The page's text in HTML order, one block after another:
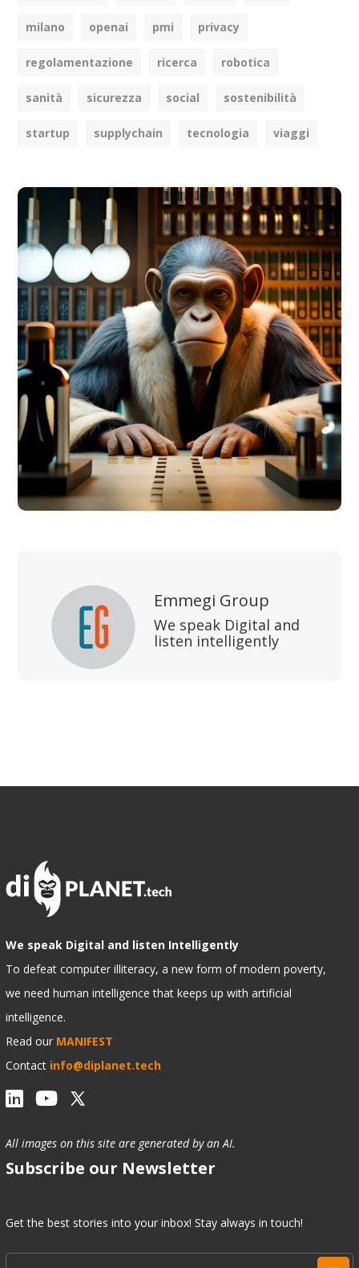
milano openai pmi privacy
regolamentazione ricerca robotica
sanità sicurezza social sostenibilità
startup supplychain tecnologia viaggi
Emmegi Group
We speak Digital and
listen intelligently
We speak Digital and listen Intelligently
To defeat computer illiteracy, a new form of modern poverty,
we need human intelligence that keeps up with artificial
intelligence.
Read our MANIFEST
Contact info@diplanet.tech
All images on this site are generated by an AI.
Subscribe our Newsletter
Get the best stories into your inbox! Stay always in touch!